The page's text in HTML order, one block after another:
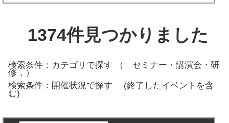
1374件見つかりました
検索条件：カテゴリで探す （ セミナー・講演会・研
修， ）
検索条件：開催状況で探す (終了したイベントを含
む)